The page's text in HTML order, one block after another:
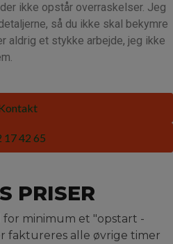
ikke opstår overraskelser. Jeg
så du ikke skal bekymre
aldrig et stykke arbejde, jeg ikke
17 42 65
PRISER
minimum et "opstart -
faktureres alle øvrige timer